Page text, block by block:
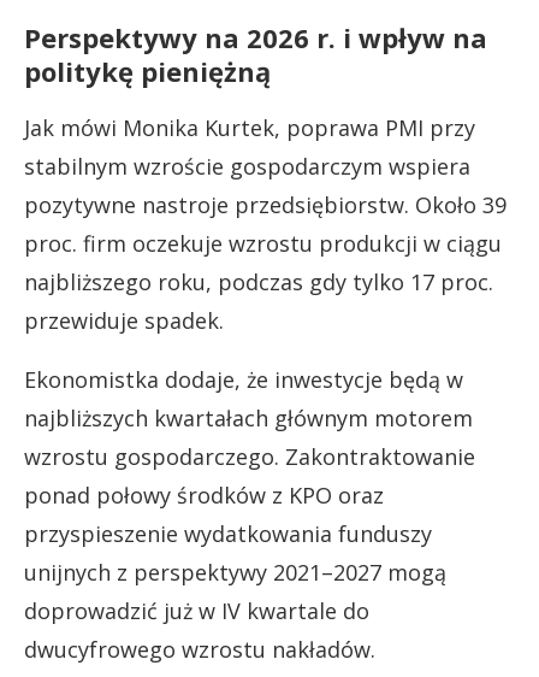
Perspektywy na 2026 r. i wpływ na
politykę pieniężną
Jak mówi Monika Kurtek, poprawa PMI przy
stabilnym wzroście gospodarczym wspiera
pozytywne nastroje przedsiębiorstw. Około 39
proc. firm oczekuje wzrostu produkcji w ciągu
najbliższego roku, podczas gdy tylko 17 proc.
przewiduje spadek.
Ekonomistka dodaje, że inwestycje będą w
najbliższych kwartałach głównym motorem
wzrostu gospodarczego. Zakontraktowanie
ponad połowy środków z KPO oraz
przyspieszenie wydatkowania funduszy
unijnych z perspektywy 2021–2027 mogą
doprowadzić już w IV kwartale do
dwucyfrowego wzrostu nakładów.